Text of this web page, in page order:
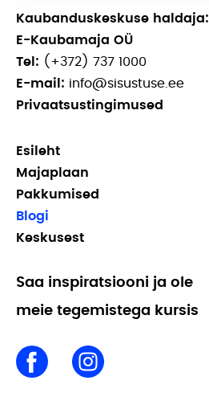
Kaubanduskeskuse haldaja:
E-Kaubamaja OÜ
Tel: (+372) 737 1000
E-mail: info@sisustuse.ee
Privaatsustingimused
Esileht
Majaplaan
Pakkumised
Blogi
Keskusest
Saa inspiratsiooni ja ole
meie tegemistega kursis